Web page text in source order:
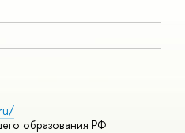
образования РФ